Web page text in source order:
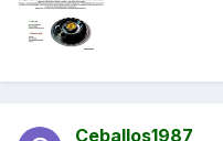
Ceballos1987